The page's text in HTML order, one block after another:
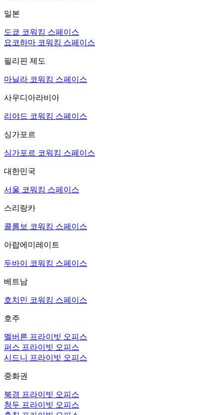
일본
도쿄 코워킹 스페이스
요코하마 코워킹 스페이스
필리핀 제도
마닐라 코워킹 스페이스
사우디아라비아
리야드 코워킹 스페이스
싱가포르
싱가포르 코워킹 스페이스
대한민국
서울 코워킹 스페이스
스리랑카
콜롬보 코워킹 스페이스
아랍에미레이트
두바이 코워킹 스페이스
베트남
호치민 코워킹 스페이스
호주
멜버른 프라이빗 오피스
퍼스 프라이빗 오피스
시드니 프라이빗 오피스
중화권
북경 프라이빗 오피스
청두 프라이빗 오피스